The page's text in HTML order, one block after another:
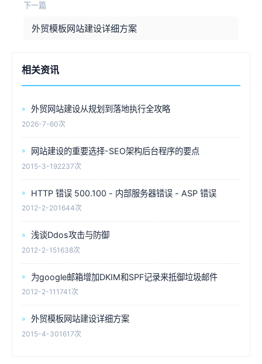
下一篇
外贸模板网站建设详细方案
相关资讯
外贸网站建设从规划到落地执行全攻略
2026-7-60次
网站建设的重要选择-SEO架构后台程序的要点
2015-3-192237次
HTTP 错误 500.100 - 内部服务器错误 - ASP 错误
2012-2-201644次
浅谈Ddos攻击与防御
2012-2-151638次
为google邮箱增加DKIM和SPF记录来抵御垃圾邮件
2012-2-11 1741次
外贸模板网站建设详细方案
2015-4-301617次